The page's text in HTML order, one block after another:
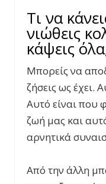
Τι να
νιώθεις
κάψεις
Μπορείς να
ζήσεις ως έχει.
Αυτό είναι που
ζωή μας και
αρνητικά
Από την άλλη